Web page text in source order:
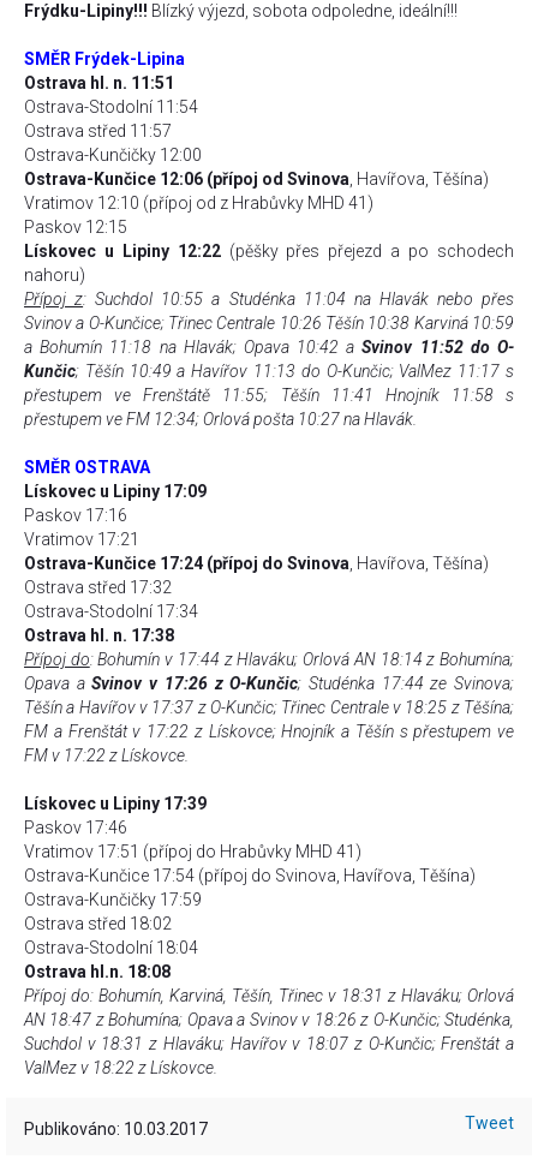
Frýdku-Lipiny!!! Blízký výjezd, sobota odpoledne, ideální!!!
SMĚR Frýdek-Lipina
Ostrava hl. n. 11:51
Ostrava-Stodolní 11:54
Ostrava střed 11:57
Ostrava-Kunčičky 12:00
Ostrava-Kunčice 12:06 (přípoj od Svinova , Havířova, Těšína)
Vratimov 12:10 (přípoj od z Hrabůvky MHD 41)
Paskov 12:15
Lískovec u Lipiny 12:22 (pěšky přes přejezd a po schodech
nahoru)
Přípoj z: Suchdol 10:55 a Studénka 11:04 na Hlavák nebo přes
Svinov a O-Kunčice; Třinec Centrale 10:26 Těšín 10:38 Karviná 10:59
a Bohumín 11:18 na Hlavák; Opava 10:42 aSvinov 11:52 do O-
Kunčic; Těšín 10:49 a Havířov 11:13 do O-Kunčic; ValMez 11:17 s
přestupem ve Frenštátě 11:55; Těšín 11:41 Hnojník 11:58 s
přestupem ve FM 12:34; Orlová pošta 10:27 na Hlavák.
SMĚR OSTRAVA
Lískovec u Lipiny 17:09
Paskov 17:16
Vratimov 17:21
Ostrava-Kunčice 17:24 (přípoj do Svinova , Havířova, Těšína)
Ostrava střed 17:32
Ostrava-Stodolní 17:34
Ostrava hl. n. 17:38
Přípoj do: Bohumín v 17:44 z Hlaváku; Orlová AN 18:14 z Bohumína;
Opava aSvinov v 17:26 z O-Kunčic; Studénka 17:44 ze Svinova;
Těšín a Havířov v 17:37 z O-Kunčic; Třinec Centrale v 18:25 z Těšína;
FM a Frenštát v 17:22 z Lískovce; Hnojník a Těšín s přestupem ve
FM v 17:22 z Lískovce.
Lískovec u Lipiny 17:39
Paskov 17:46
Vratimov 17:51 (přípoj do Hrabůvky MHD 41)
Ostrava-Kunčice 17:54 (přípoj do Svinova, Havířova, Těšína)
Ostrava-Kunčičky 17:59
Ostrava střed 18:02
Ostrava-Stodolní 18:04
Ostrava hl.n. 18:08
Přípoj do: Bohumín, Karviná, Těšín, Třinec v 18:31 z Hlaváku; Orlová
AN 18:47 z Bohumína; Opava a Svinov v 18:26 z O-Kunčic; Studénka,
Suchdol v 18:31 z Hlaváku; Havířov v 18:07 z O-Kunčic; Frenštát a
ValMez v 18:22 z Lískovce.
Publikováno: 10.03.2017 Tweet